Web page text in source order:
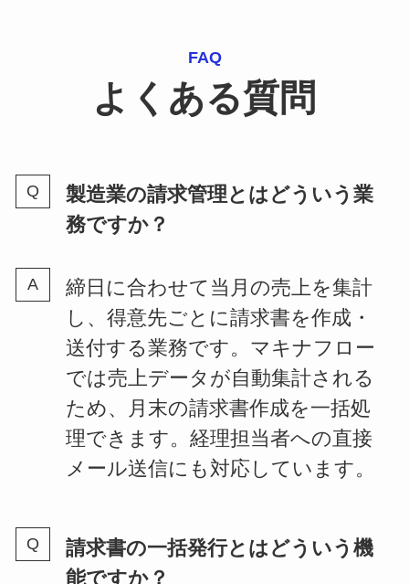
FAQ
よくある質問
製造業の請求管理とはどういう業
務ですか？
締日に合わせて当月の売上を集計
し、得意先ごとに請求書を作成・
送付する業務です。マキナフロー
では売上データが自動集計される
ため、月末の請求書作成を一括処
理できます。経理担当者への直接
メール送信にも対応しています。
請求書の一括発行とはどういう機
能ですか？